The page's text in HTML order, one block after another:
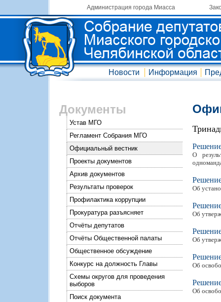
Администрация города Миасса
Новости Информация
Документы
Устав МГО
Регламент Собрания МГО
Официальный вестник
Проекты документов
Архив документов
Результаты проверок
Профилактика коррупции
Прокуратура разъясняет
Отчёты депутатов
Отчёты Общественной палаты
Общественное обсуждение
Конкурс на должность Главы
Схемы округов для проведения
выборов
Поиск документа
О
Об
Об
Об
Об
Об